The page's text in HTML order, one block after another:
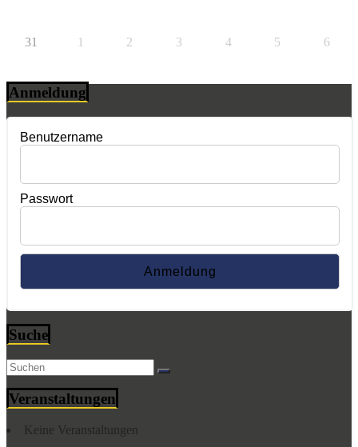
31 1 2 3 4 5 6
Anmeldung
Benutzername
Passwort
Suche
Veranstaltungen
Keine Veranstaltungen